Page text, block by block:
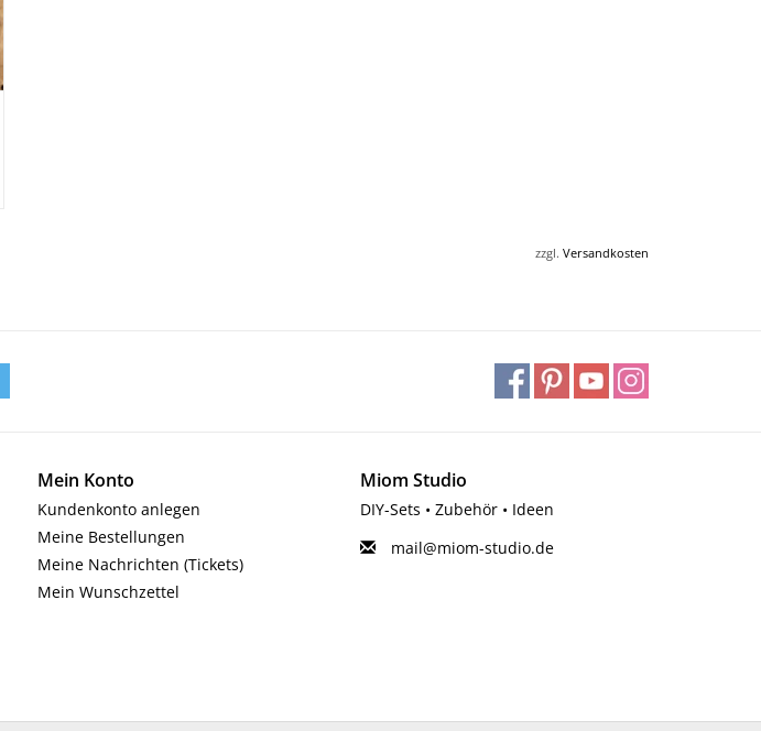
zzgl. Versandkosten
Mein Konto
Kundenkonto anlegen
Meine Bestellungen
Meine Nachrichten (Tickets)
Mein Wunschzettel
Miom Studio
DIY-Sets • Zubehör • Ideen
mail@miom-studio.de